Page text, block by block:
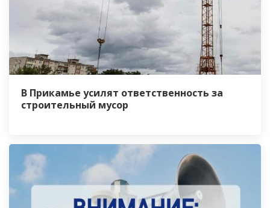
В Прикамье усилят ответственность за
строительный мусор